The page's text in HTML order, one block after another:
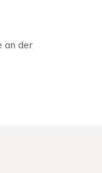
an der